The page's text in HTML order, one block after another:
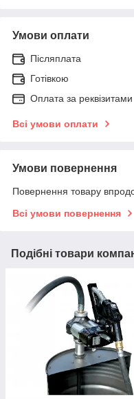
Умови оплати
Післяплата
Готівкою
Оплата за реквізитами
Всі умови оплати
Умови повернення
Повернення товару
Всі умови повернення
Подібні товари